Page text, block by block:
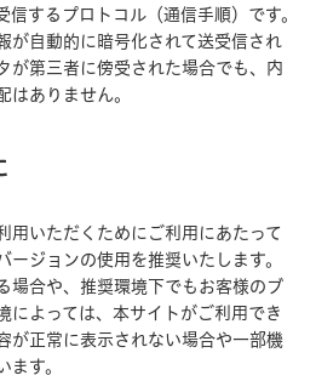
信するプロトコル（通信手順）です。
が自動的に暗号化されて送受信され
が第三者に傍受された場合でも、内
ありません。
用いただくためにご利用にあたって
ジョンの使用を推奨いたします。
場合や、推奨環境下でもお客様のブ
によっては、本サイトがご利用でき
が正常に表示されない場合や一部機
す。